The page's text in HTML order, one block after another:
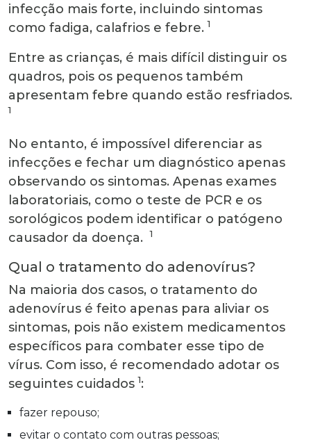
infecção mais forte, incluindo sintomas
como fadiga, calafrios e febre. 1
Entre as crianças, é mais difícil distinguir os
quadros, pois os pequenos também
apresentam febre quando estão resfriados.
1
No entanto, é impossível diferenciar as
infecções e fechar um diagnóstico apenas
observando os sintomas. Apenas exames
laboratoriais, como o teste de PCR e os
sorológicos podem identificar o patógeno
causador da doença.
1
Qual o tratamento do adenovírus?
Na maioria dos casos, o tratamento do
adenovírus é feito apenas para aliviar os
sintomas, pois não existem medicamentos
específicos para combater esse tipo de
vírus. Com isso, é recomendado adotar os
seguintes cuidados 1:
fazer repouso;
evitar o contato com outras pessoas;